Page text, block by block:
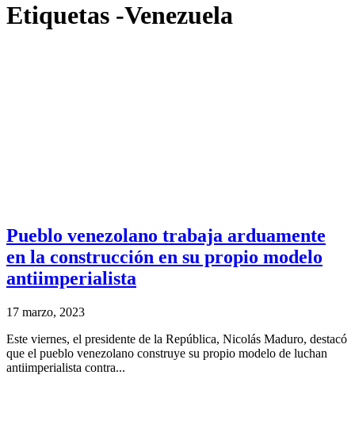
Etiquetas -Venezuela
Pueblo venezolano trabaja arduamente
en la construcción en su propio modelo
antiimperialista
17 marzo, 2023
Este viernes, el presidente de la República, Nicolás Maduro, destacó
que el pueblo venezolano construye su propio modelo de luchan
antiimperialista contra...